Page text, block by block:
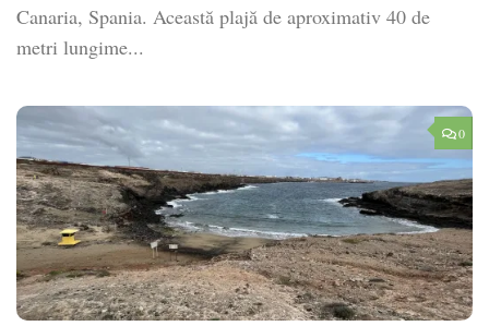
Canaria, Spania. Această plajă de aproximativ 40 de
metri lungime...
0